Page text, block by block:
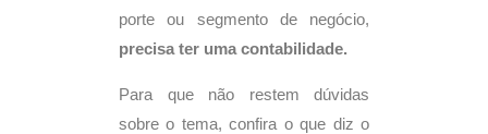
porte ou segmento de negócio,
precisa ter uma contabilidade.
Para que não restem dúvidas
sobre o tema, confira o que diz o